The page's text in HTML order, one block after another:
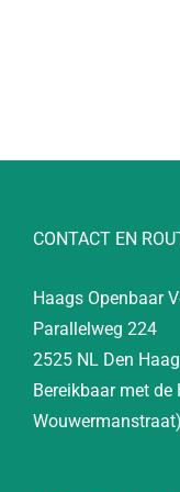
CONTACT EN
Haags Openbaar
Parallelweg 224
2525 NL Den Haag
Bereikbaar met
Wouwermanstraat)